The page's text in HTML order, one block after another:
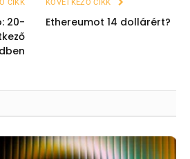
CIKK
20-
KÖVETKEZŐ CIKK
Ethereumot 14 dollárért?